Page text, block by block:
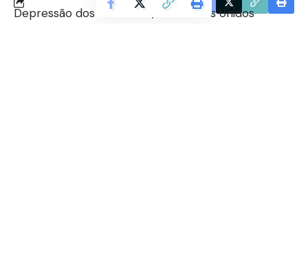
Facebook
Depressão dos anos 1930, os Estados Unidos